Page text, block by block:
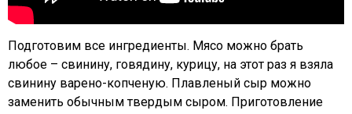
Подготовим все ингредиенты. Мясо можно брать
любое – свинину, говядину, курицу, на этот раз я взяла
свинину варено-копченую. Плавленый сыр можно
заменить обычным твердым сыром. Приготовление